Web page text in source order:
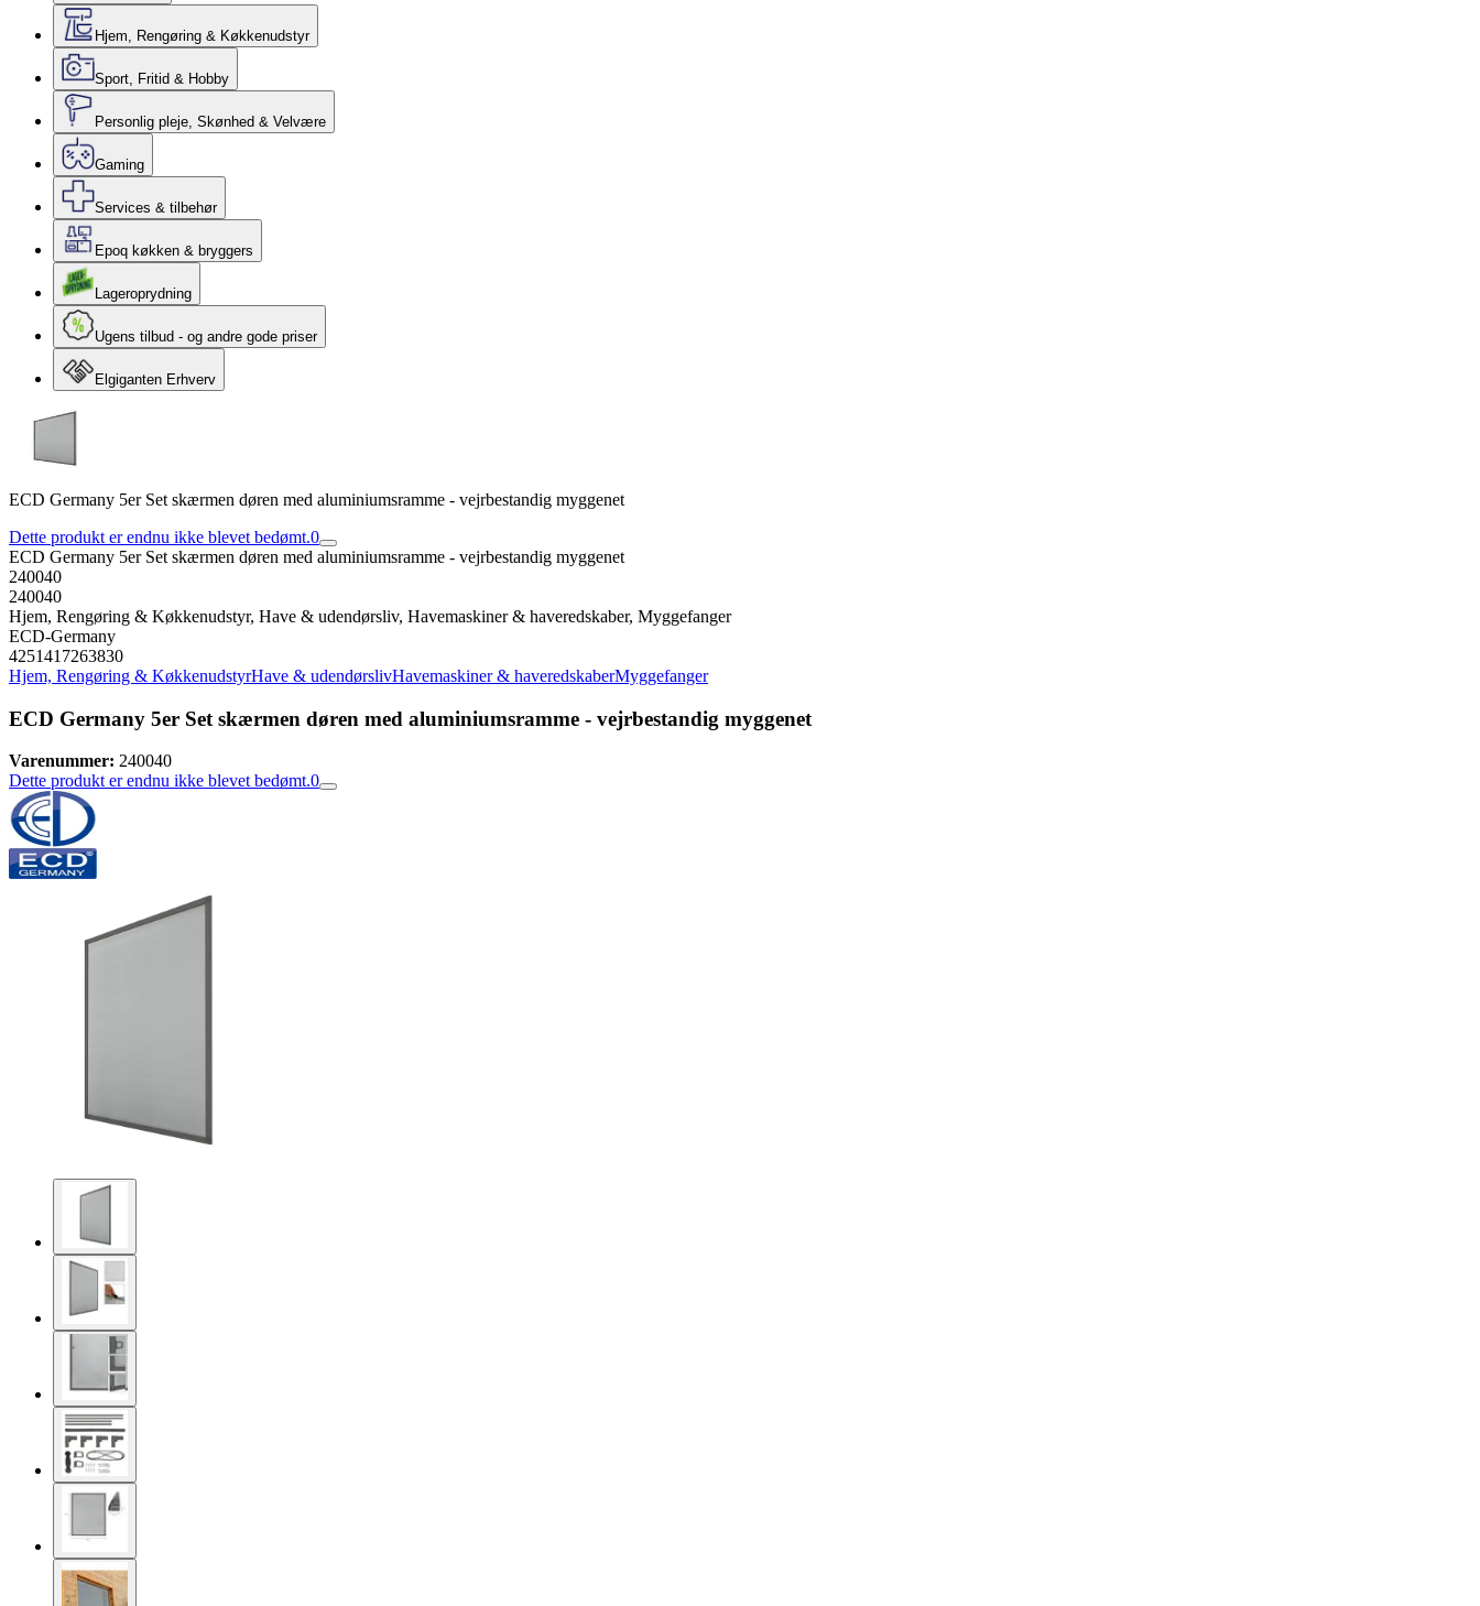
Hjem, Rengøring & Køkkenudstyr
Sport, Fritid & Hobby
Personlig pleje, Skønhed & Velvære
Gaming
Services & tilbehør
Epoq køkken & bryggers
Lageroprydning
Ugens tilbud - og andre gode priser
Elgiganten Erhverv
ECD Germany 5er Set skærmen døren med aluminiumsramme - vejrbestandig myggenet
Dette produkt er endnu ikke blevet bedømt.0
ECD Germany 5er Set skærmen døren med aluminiumsramme - vejrbestandig myggenet
240040
240040
Hjem, Rengøring & Køkkenudstyr, Have & udendørsliv, Havemaskiner & haveredskaber, Myggefanger
ECD-Germany
4251417263830
Hjem, Rengøring & KøkkenudstyrHave & udendørslivHavemaskiner & haveredskaberMyggefanger
ECD Germany 5er Set skærmen døren med aluminiumsramme - vejrbestandig myggenet
Varenummer: 240040
Dette produkt er endnu ikke blevet bedømt.0